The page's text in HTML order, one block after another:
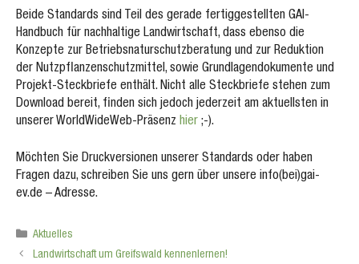
Beide Standards sind Teil des gerade fertiggestellten GAI-
Handbuch für nachhaltige Landwirtschaft, dass ebenso die
Konzepte zur Betriebsnaturschutzberatung und zur Reduktion
der Nutzpflanzenschutzmittel, sowie Grundlagendokumente und
Projekt-Steckbriefe enthält. Nicht alle Steckbriefe stehen zum
Download bereit, finden sich jedoch jederzeit am aktuellsten in
unserer WorldWideWeb-Präsenz hier ;-).
Möchten Sie Druckversionen unserer Standards oder haben
Fragen dazu, schreiben Sie uns gern über unsere info(bei)gai-
ev.de – Adresse.
Kategorien
Aktuelles
Landwirtschaft um Greifswald kennenlernen!